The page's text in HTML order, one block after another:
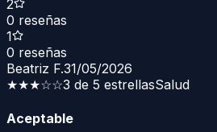
2
0 reseñas
1
0 reseñas
Beatriz F.31/05/2026
★★★☆☆3 de 5 estrellasSalud
Aceptable